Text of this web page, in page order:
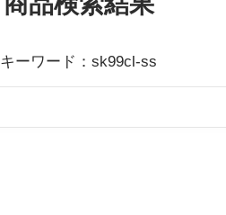
キーワード：sk99cl-ss